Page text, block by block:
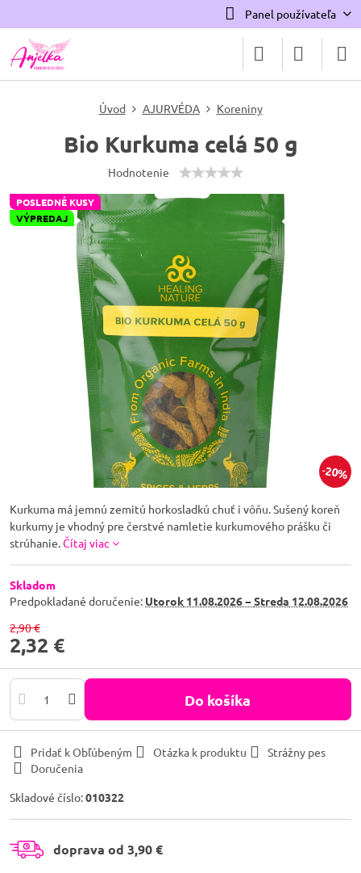
Panel používateľa
POSLEDNÉ KUSY
VÝPREDAJ
20%
Úvod AJURVÉDA Koreniny
Bio Kurkuma celá 50 g
Hodnotenie
Kurkuma má jemnú zemitú horkosladkú chuť i vôňu. Sušený koreň
kurkumy je vhodný pre čerstvé namletie kurkumového prášku či
strúhanie.Čítaj viac
Skladom
Predpokladané doručenie: Utorok 11.08.2026 −Streda 12.08.2026
2,90 €
2,32 €
Do košíka
Pridať k Obľúbeným Otázka k produktu
Strážny pes
Doručenia
Skladové číslo:010322
doprava od 3,90 €